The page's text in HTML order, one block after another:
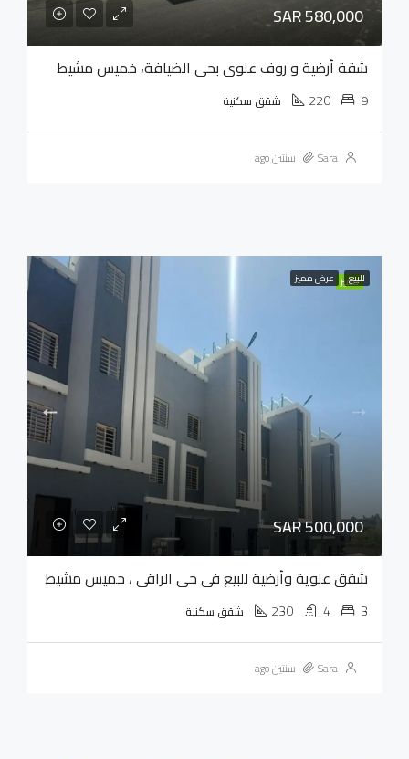
SAR 580,000
شقة أرضية و روف علوي بحي الضيافة، خميس مشيط
9
220 شقق سكنية
Sara سنتين ago
مميز
للبيع عرض مميز
SAR 500,000
شقق علوية وأرضية للبيع في حي الراقي ، خميس مشيط
3
4
230 شقق سكنية
Sara سنتين ago